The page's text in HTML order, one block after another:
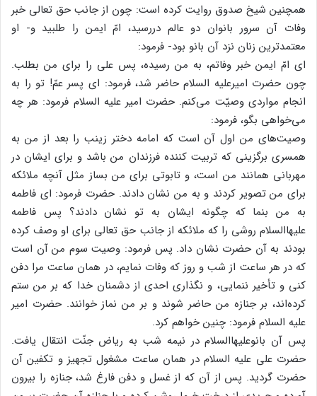
همچنین شیخ صدوق روایت کرده است: چون از جانب حق تعالی خبر
وفات آن سرور بانوان دو عالم دررسید، امّ ایمن را طلبید و- او
معتمدترین زنان نزد آن بانو بود- فرمود:
ای امّ ایمن خبر وفاتم، به من رسیده، پس علی را برای من بطلب.
چون حضرت امیرعلیه السلام حاضر شد، فرمود: ای پسر عمّ! تو را به
انجام مواردی وصیّت می‌کنم. حضرت امیر علیه السلام فرمود: هر چه
می‌خواهی بگو، فرمود:
وصیت‌های من اول آن است که امامه دختر زینب را بعد از من به
همسری برگزینی که تربیت کننده فرزندان من باشد و برای ایشان در
مهربانی همانند من است، و تابوتی برای من بساز مثل آنچه ملائکه
برای من تصویر کردند و به من نشان دادند. حضرت فرمود: ای فاطمه
به من بنما که چگونه ایشان به تو نشان دادند؟ پس فاطمه
علیهاالسلام روشی را که ملائکه از جانب حق تعالی برای او وصف کرده
بودند به آن حضرت نشان داد. پس فرمود: وصیت سوم من آن است
که در هر ساعت از شب و روز که وفات نمایم، در همان ساعت مرا دفن
کنی و تأخیر ننمایی، و نگذاری احدی از دشمنان خدا که بر من ستم
کرده‌اند، بر جنازه من حاضر شوند و بر من نماز خوانند. حضرت امیر
علیه السلام فرمود: چنین خواهم کرد.
پس آن بانوعلیهاالسلام در نیمه شب به ریاض جنّت انتقال یافت.
حضرت علی علیه السلام در همان ساعت مشغول تجهیز و تکفین آن
حضرت گردید. پس از آن که از غسل و دفن فارغ شد، جنازه را بیرون